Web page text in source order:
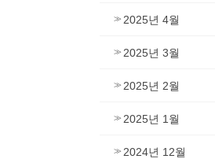
2025년 4월
2025년 3월
2025년 2월
2025년 1월
2024년 12월